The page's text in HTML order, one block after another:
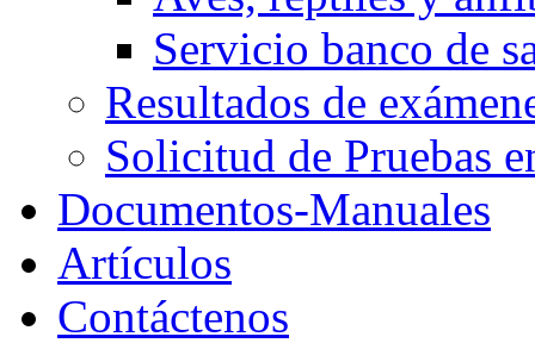
Servicio banco de
Resultados de
Solicitud de Pruebas
Documentos-Manuales
Artículos
Contáctenos